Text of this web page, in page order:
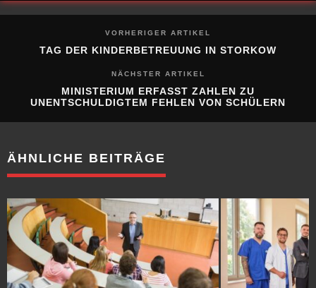
VORHERIGER ARTIKEL
TAG DER KINDERBETREUUNG IN STORKOW
NÄCHSTER ARTIKEL
MINISTERIUM ERFASST ZAHLEN ZU
UNENTSCHULDIGTEM FEHLEN VON SCHÜLERN
ÄHNLICHE BEITRÄGE